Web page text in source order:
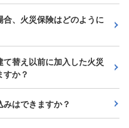
、火災保険はどのように
替え以前に加入した火災
すか？
はできますか？